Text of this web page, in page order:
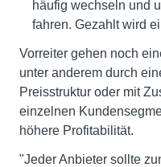
häufig wechseln und
fahren. Gezahlt wird
Vorreiter gehen noch
unter anderem durch
Preisstruktur oder mit
einzelnen
höhere Profitabilität.
"Jeder Anbieter sollte